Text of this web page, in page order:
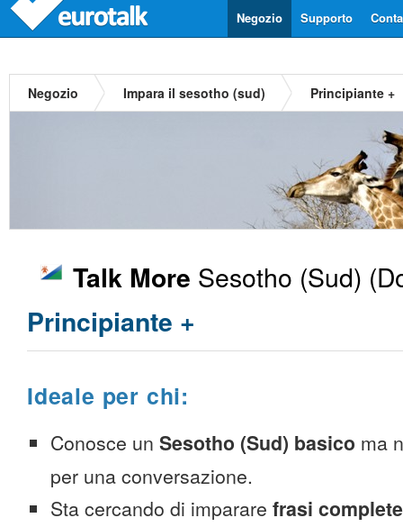
Supporto
Negozio
Negozio Impara il sesotho (sud) Principiante +
Talk More Sesotho (Sud)
Principiante +
Ideale per chi:
Conosce un Sesotho (Sud) basico ma
per una conversazione.
Sta cercando di imparare frasi complete